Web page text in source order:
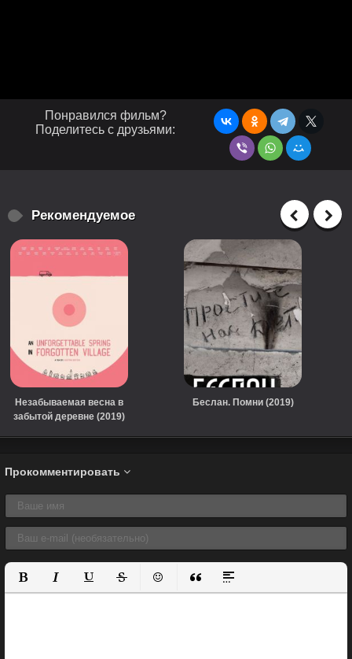
Понравился фильм?
Поделитесь с друзьями:
Рекомендуемое
Незабываемая весна в
забытой деревне (2019)
Беслан. Помни (2019)
Прокомментировать
Полужирный
КурсивПодчеркнутый
ЗачеркнутыйВставить смайлик
Вставка цитаты
Вставка спойлера